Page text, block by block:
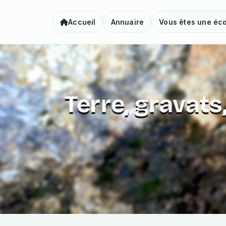
Accueil Annuaire Vous êtes une